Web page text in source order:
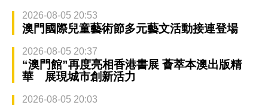
2026-08-05 20:53
澳門國際兒童藝術節多元藝文活動接連登場
2026-08-05 20:37
“澳門館”再度亮相香港書展 薈萃本澳出版精
華 展現城市創新活力
2026-08-05 20:03